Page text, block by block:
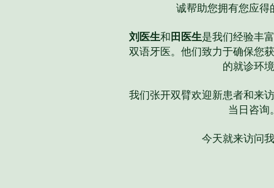
诚帮助您拥有您应得
刘医生和 田医生是我们经验丰
双语牙医。他们致力于确保您
的就诊环
我们张开双臂欢迎新患者和来
当日咨询
今天就来访问